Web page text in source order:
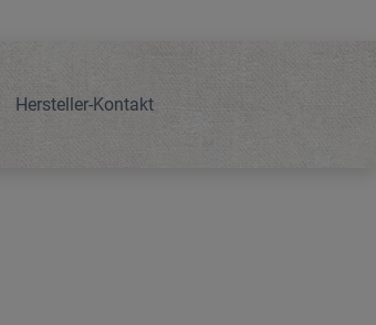
Hersteller-Kontakt